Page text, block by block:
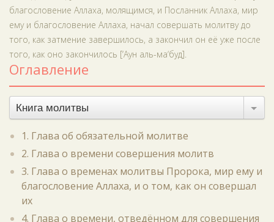
благословение Аллаха, молящимся, и Посланник Аллаха, мир
ему и благословение Аллаха, начал совершать молитву до
того, как затмение завершилось, а закончил он её уже после
того, как оно закончилось [‘Аун аль-ма‘буд].
Оглавление
Книга молитвы
1. Глава об обязательной молитве
2. Глава о времени совершения молитв
3. Глава о временах молитвы Пророка, мир ему и
благословение Аллаха, и о том, как он совершал
их
4. Глава о времени, отведённом для совершения